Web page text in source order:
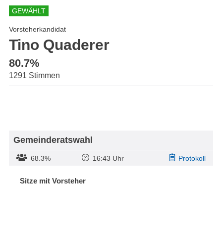
GEWÄHLT
Vorsteherkandidat
Tino Quaderer
80.7%
1291 Stimmen
Gemeinderatswahl
68.3% 16:43 Uhr Protokoll
Sitze mit Vorsteher